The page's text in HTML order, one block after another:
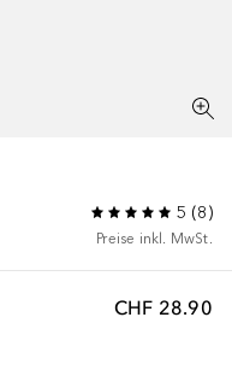
5 (8)
Preise inkl. MwSt.
CHF 28.90